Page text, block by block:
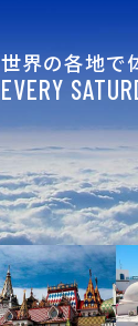
世界の各地で
EVERY